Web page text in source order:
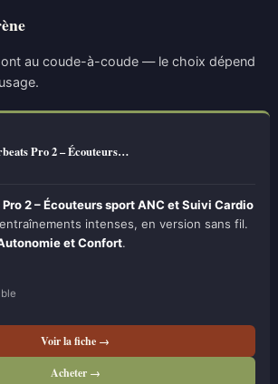
au coude-à-coude — le choix dépend
Pro 2 – Écouteurs…
2 – Écouteurs sport ANC et Suivi Cardio
intenses, en version sans fil.
et Confort.
Voir la fiche →
Acheter →